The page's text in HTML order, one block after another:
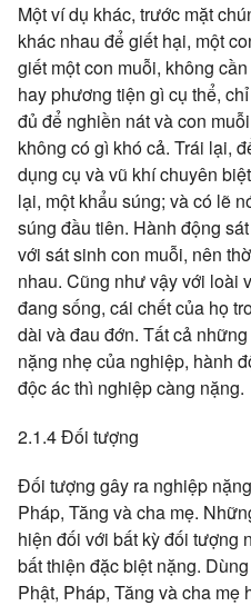
Một ví dụ khác, trước mặt
khác nhau để giết hại, một
giết một con muỗi, không
hay phương tiện gì cụ thể,
đủ để nghiền nát và con
không có gì khó cả. Trái lại,
dụng cụ và vũ khí chuyên
lại, một khẩu súng; và có lẽ
súng đầu tiên. Hành động
với sát sinh con muỗi, nên
nhau. Cũng như vậy với loài
đang sống, cái chết của họ
dài và đau đớn. Tất cả
nặng nhẹ của nghiệp, hành
độc ác thì nghiệp càng nặng.
2.1.4 Đối tượng
Đối tượng gây ra nghiệp
Pháp, Tăng và cha mẹ.
hiện đối với bất kỳ đối tượng
bất thiện đặc biệt nặng.
Phật, Pháp, Tăng và cha